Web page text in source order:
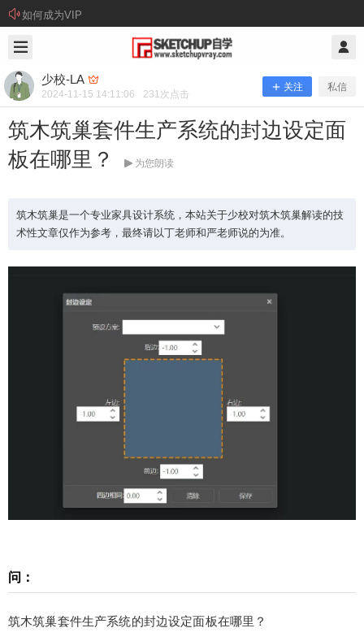
如何成为VIP
少校-LA
2024-11-15 14:11:06 231次点击
关注 私信
筑木筑巢套件生产系统的封边设定面
板在哪里？
为您朗读
筑木筑巢是一个专业家具设计系统，本站关于少校对筑木筑巢解读的技
术性文章仅作为参考，最终请以丁老师和严老师说的为准。
问：
筑木筑巢套件生产系统的封边设定面板在哪里？
少校-LA @ SketchUp自学
筑木筑巢套件生产系统的封边设定面板
在哪里？
筑木筑巢是一个专业家具设计系统，本站关于少校
对筑木筑巢解读的技术性文章仅作为参考，最终请
以丁老师和严老师说的为准。
扫描二维码继续阅读